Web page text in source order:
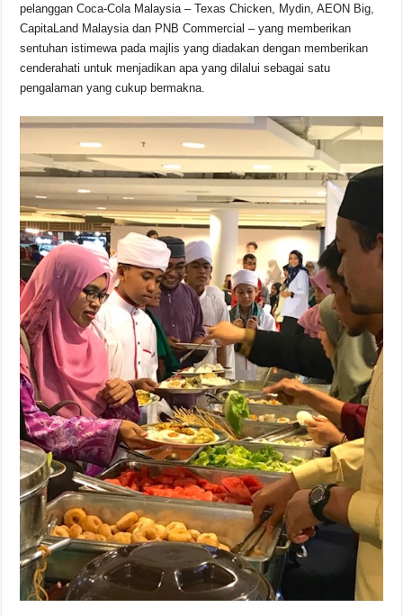
pelanggan Coca-Cola Malaysia – Texas Chicken, Mydin, AEON Big,
CapitaLand Malaysia dan PNB Commercial – yang memberikan
sentuhan istimewa pada majlis yang diadakan dengan memberikan
cenderahati untuk menjadikan apa yang dilalui sebagai satu
pengalaman yang cukup bermakna.